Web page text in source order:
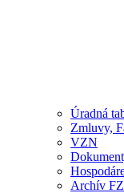
Úradná
Zmluvy,
VZN
Archív